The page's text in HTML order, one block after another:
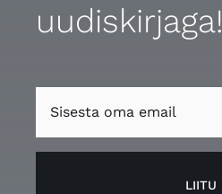
uudiskirjaga!
LIITU